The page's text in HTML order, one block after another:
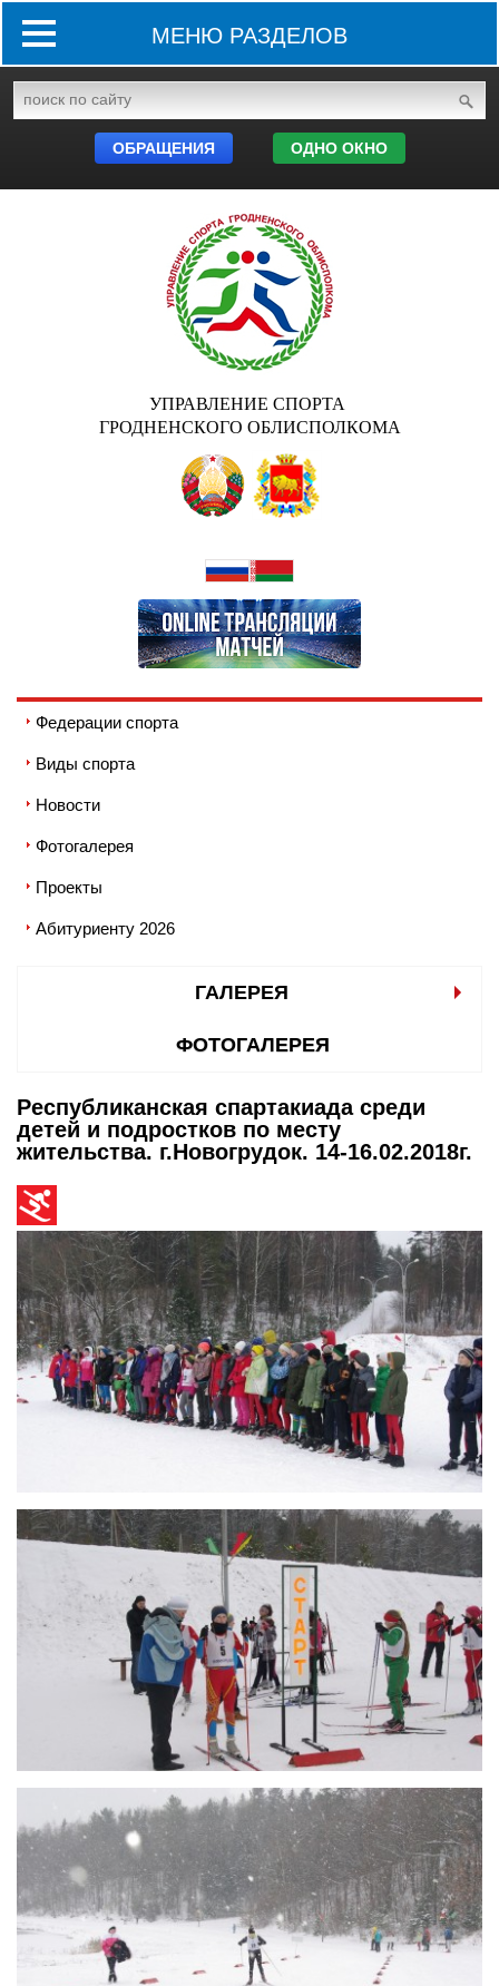
МЕНЮ РАЗДЕЛОВ
ОБРАЩЕНИЯ ОДНО ОКНО
УПРАВЛЕНИЕ СПОРТА
ГРОДНЕНСКОГО ОБЛИСПОЛКОМА
Федерации спорта
Виды спорта
Новости
Фотогалерея
Проекты
Абитуриенту 2026
ГАЛЕРЕЯ
ФОТОГАЛЕРЕЯ
Республиканская спартакиада среди
детей и подростков по месту
жительства. г.Новогрудок. 14-16.02.2018г.